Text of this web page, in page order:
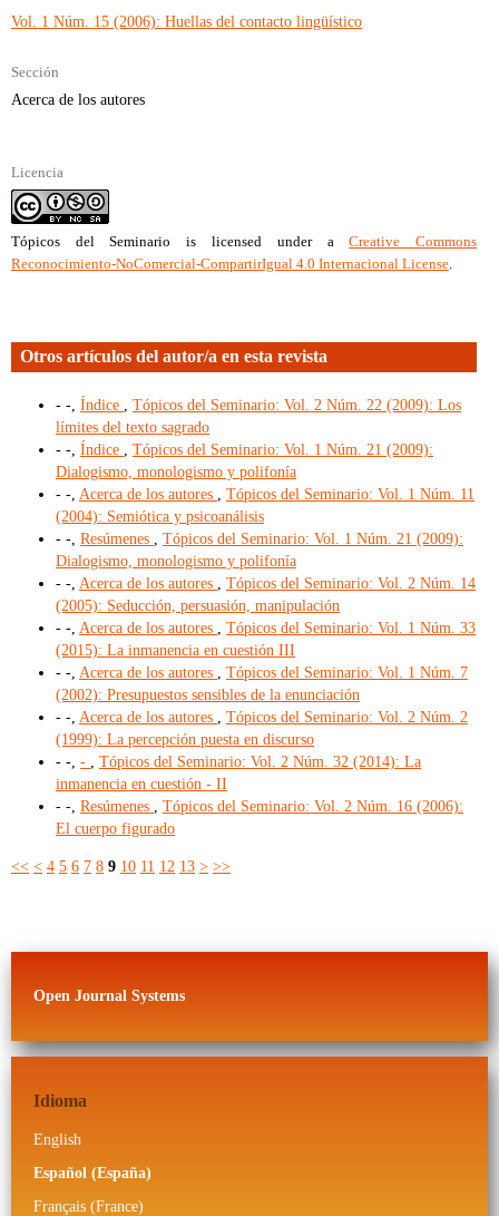
Vol. 1 Núm. 15 (2006): Huellas del contacto lingüístico
Sección
Acerca de los autores
Licencia
Tópicos del Seminario is licensed under aCreative Commons
Reconocimiento-NoComercial-CompartirIgual 4.0 Internacional License.
Otros artículos del autor/a en esta revista
- -, Índice
Tópicos del Seminario: Vol. 2 Núm. 22 (2009): Los
límites del texto sagrado
- -, Índice
Tópicos del Seminario: Vol. 1 Núm. 21 (2009):
Dialogismo, monologismo y polifonía
- -, Acerca de los autores
Tópicos del Seminario: Vol. 1 Núm. 11
(2004): Semiótica y psicoanálisis
- -, Resúmenes
Tópicos del Seminario: Vol. 1 Núm. 21 (2009):
Dialogismo, monologismo y polifonía
- -, Acerca de los autores
Tópicos del Seminario: Vol. 2 Núm. 14
(2005): Seducción, persuasión, manipulación
- -, Acerca de los autores
Tópicos del Seminario: Vol. 1 Núm. 33
(2015): La inmanencia en cuestión III
- -, Acerca de los autores
Tópicos del Seminario: Vol. 1 Núm. 7
(2002): Presupuestos sensibles de la enunciación
- -, Acerca de los autores
Tópicos del Seminario: Vol. 2 Núm. 2
(1999): La percepción puesta en discurso
- -, -
Tópicos del Seminario: Vol. 2 Núm. 32 (2014): La
inmanencia en cuestión - II
- -, Resúmenes
Tópicos del Seminario: Vol. 2 Núm. 16 (2006):
El cuerpo figurado
<< < 4 5 6 7 8 9 10 11 12 13 > >>
Open Journal Systems
Idioma
English
Español (España)
Français (France)